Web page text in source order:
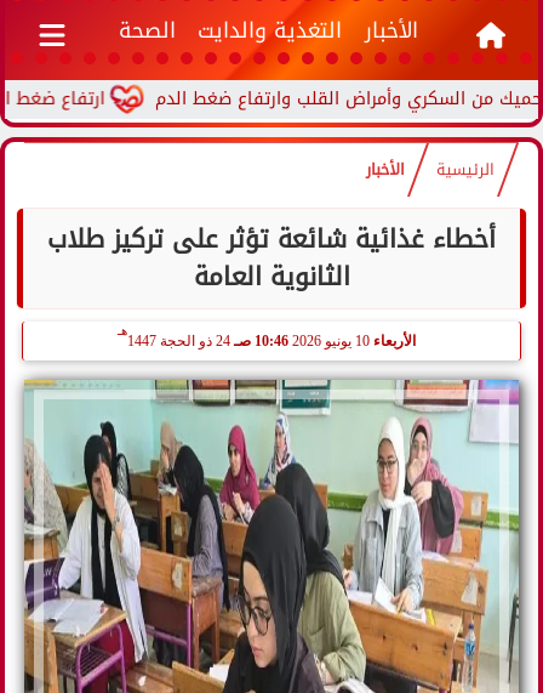
الأخبار التغذية والدايت الصحة
ارتفاع ضغط الدم
الرئيسية الأخبار
أخطاء غذائية شائعة تؤثر على تركيز طلاب
الثانوية العامة
الأربعاء 10:46 صـ 24 ذو الحجة 1447
هـ